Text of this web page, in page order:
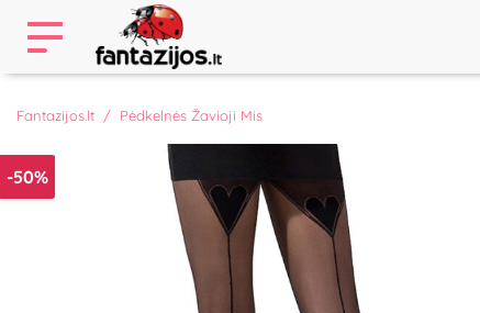
Fantazijos.lt Pėdkelnės Žavioji Mis
-50%